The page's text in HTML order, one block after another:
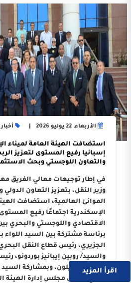
الأربعاء, 22 يوليو 2026
استضافت الهيئة العامة لميناء
إسبانيا رفيع المستوى لتعزيز
والتعاون اللوجستي وبحث
في إطار توجيهات معالي الفريق
وزير النقل، بتعزيز التعاون
الموانئ العالمية، استضافت
الإسكندرية اجتماعًا رفيع
الاقتصادي واللوجستي والبحري
برئاسة مشتركة بين السيد
الجزيري، رئيس قطاع النقل
والسيد/ روبين إيبانيز بوردونو،
ميناء كاستيلون، وبمشاركة السيد
صلاح، رئيس مجلس إدارة الهيئة
اقرأ المزيد